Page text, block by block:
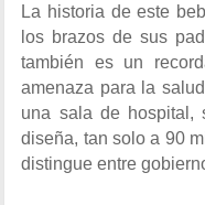
La historia de este
los brazos de sus
también es un
amenaza para la
una sala de hospital,
diseña, tan solo a 90
distingue entre